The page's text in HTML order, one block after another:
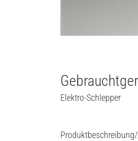
Elektro-Schlepper